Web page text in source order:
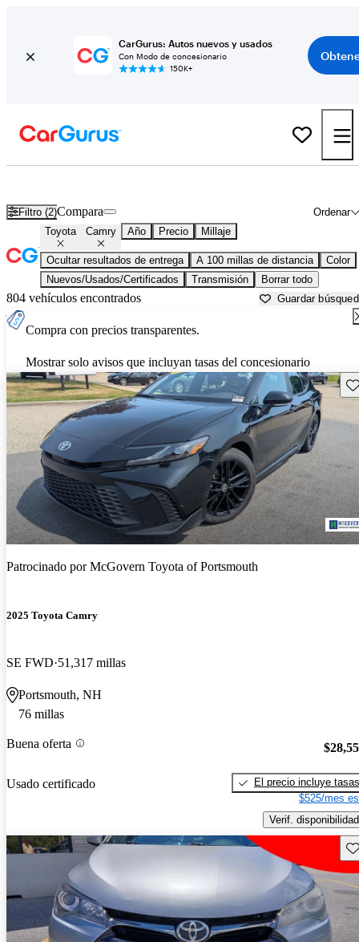
CarGurus: Autos nuevos y usados
Con Modo de concesionario
150K+
Filtro (2) Ordenar
Compara
Toyota Camry Año Precio Millaje
Ocultar resultados de entrega A 100 millas de distancia
Color
Nuevos/Usados/Certificados
Transmisión Borrar todo
804 vehículos encontrados Guardar
Compra con precios transparentes.
Mostrar solo avisos que incluyan tasas del concesionario
Patrocinado porMcGovern Toyota of Portsmouth
2025 Toyota Camry
SE FWD 51,317 millas
Portsmouth, NH
76 millas
Buena oferta
Usado certificado
El precio incluye tasas
$525/mes
Verif. disponibilidad